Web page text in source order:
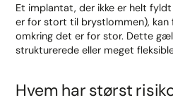
Et implantat, der ikke er helt
er for stort til brystlommen), kan
omkring det er for stor. Dette
strukturerede eller meget
Hvem har størst